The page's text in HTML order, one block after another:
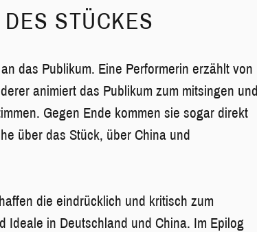
STÜCKES
das Publikum. Eine Performerin erzählt von
animiert das Publikum zum mitsingen und
Gegen Ende kommen sie sogar direkt
über das Stück, über China und
die eindrücklich und kritisch zum
Ideale in Deutschland und China. Im Epilog